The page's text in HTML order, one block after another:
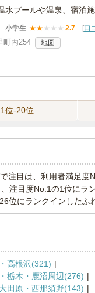
水プールや温泉、宿泊施
小学生 ★★ ★ ★ ★ 2.7 [口
町丙254 地図
位-20位
注目は、利用者満足度
注目度No.1の1位にラ
位にランクインしたふ
高根沢(321)
栃木・鹿沼周辺(276)
田原・西那須野(143)